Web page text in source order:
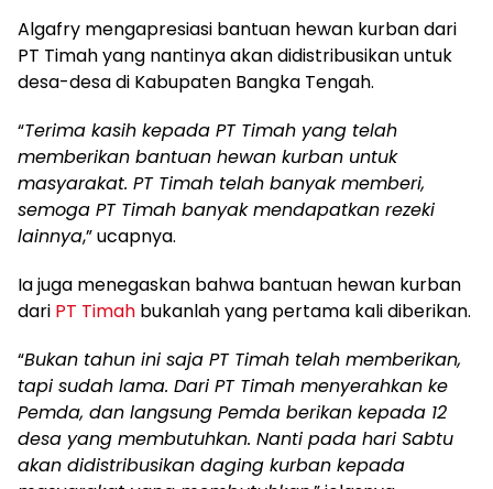
Algafry mengapresiasi bantuan hewan kurban dari
PT Timah yang nantinya akan didistribusikan untuk
desa-desa di Kabupaten Bangka Tengah.
“Terima kasih kepada PT Timah yang telah
memberikan bantuan hewan kurban untuk
masyarakat. PT Timah telah banyak memberi,
semoga PT Timah banyak mendapatkan rezeki
lainnya,” ucapnya.
Ia juga menegaskan bahwa bantuan hewan kurban
dari PT Timah bukanlah yang pertama kali diberikan.
“Bukan tahun ini saja PT Timah telah memberikan,
tapi sudah lama. Dari PT Timah menyerahkan ke
Pemda, dan langsung Pemda berikan kepada 12
desa yang membutuhkan. Nanti pada hari Sabtu
akan didistribusikan daging kurban kepada